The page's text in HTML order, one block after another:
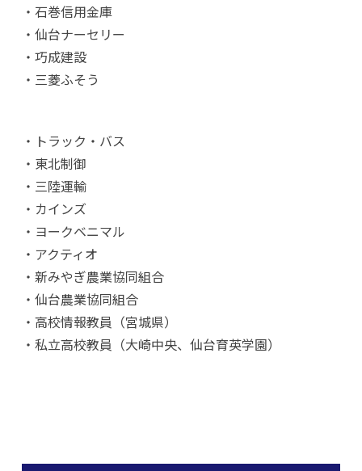
・石巻信用金庫
・仙台ナーセリー
・巧成建設
・三菱ふそう
・トラック・バス
・東北制御
・三陸運輸
・カインズ
・ヨークベニマル
・アクティオ
・新みやぎ農業協同組合
・仙台農業協同組合
・高校情報教員（宮城県）
・私立高校教員（大崎中央、仙台育英学園）